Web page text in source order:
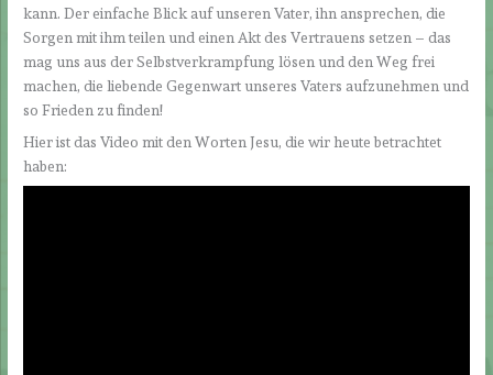
kann. Der einfache Blick auf unseren Vater, ihn ansprechen, die
Sorgen mit ihm teilen und einen Akt des Vertrauens setzen – das
mag uns aus der Selbstverkrampfung lösen und den Weg frei
machen, die liebende Gegenwart unseres Vaters aufzunehmen und
so Frieden zu finden!
Hier ist das Video mit den Worten Jesu, die wir heute betrachtet
haben: